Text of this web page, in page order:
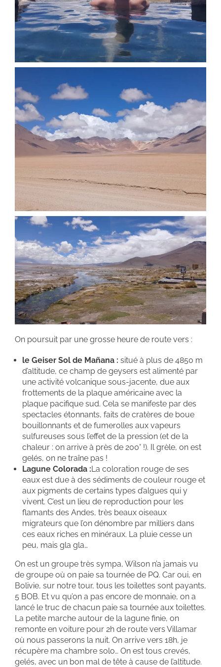
On poursuit par une grosse heure de route vers :
le Geiser Sol de Mañana : situé à plus de 4850 m
d’altitude, ce champ de geysers est alimenté par
une activité volcanique sous-jacente, due aux
frottements de la plaque américaine avec la
plaque pacifique sud. Cela se manifeste par des
spectacles étonnants, faits de cratères de boue
bouillonnants et de fumerolles aux vapeurs
sulfureuses sous l’effet de la pression (et de la
chaleur : on arrive à près de 200° !). Il grèle, on est
gelés, on ne traîne pas !
Lagune Colorada :La coloration rouge de ses
eaux est due à des sédiments de couleur rouge et
aux pigments de certains types d’algues qui y
vivent. C’est un lieu de reproduction pour les
flamants des Andes, très beaux oiseaux
migrateurs que l’on dénombre par milliers dans
ces eaux riches en minéraux. La pluie cesse un
peu, mais gla gla…
On est un groupe très sympa, Wilson n’a jamais vu
de groupe où on paie sa tournée de PQ. Car oui, en
Bolivie, sur notre tour, tous les toilettes sont payants,
5 BOB. Et vu qu’on a pas encore de monnaie, on a
lancé le truc de chacun paie sa tournée aux toilettes.
La petite marche autour de la lagune finie, on
remonte en voiture pour 2h de route vers Villamar
où nous passerons la nuit. On arrive vers 18h, je
récupère ma chambre solo… On est tous crevés,
gelés, avec un bon mal de tête à cause de l’altitude.